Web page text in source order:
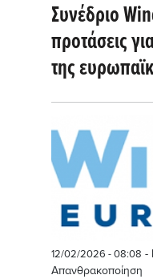
Συνέδριο
προτάσεις
της
ασφάλειας
12/02/2026 - 08:08 -
Απανθρακοποίηση